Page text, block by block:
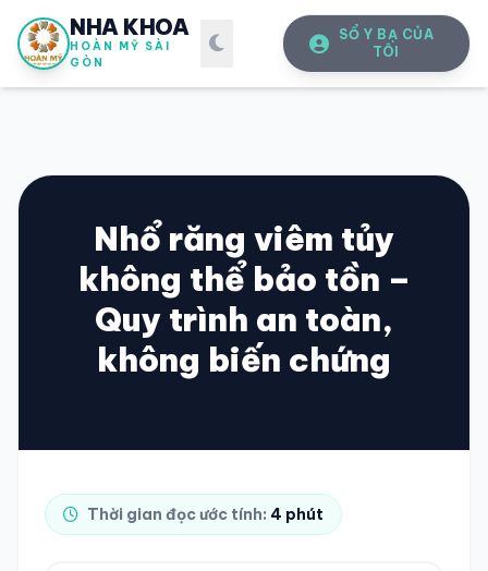
NHA KHOA
HOÀN MỸ SÀI
GÒN
SỔ Y BẠ CỦA
TÔI
SỔ Y BẠĐIỆN TỬ
Vui lòng đăng nhập bằng Số điện thoại đã đăng ký.
Nhổ răng viêm tủy
không thể bảo tồn –
Quy trình an toàn,
không biến chứng
Thời gian đọc ước tính: 4 phút